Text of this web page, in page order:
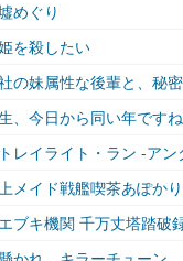
めぐり
を殺したい
の妹属性な後輩と、秘
、今日から同い年です
レイライト・ラン -ア
メイド戦艦喫茶あぽか
ブキ機関 千万丈塔踏破